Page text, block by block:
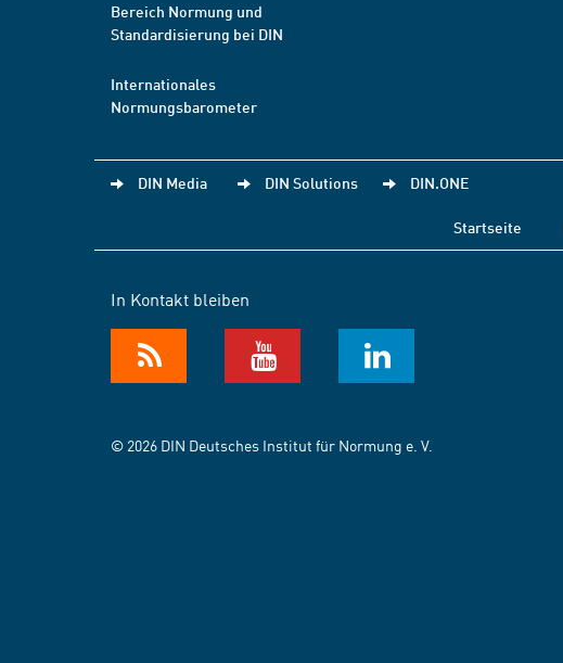
Bereich Normung und
Standardisierung bei DIN
Internationales
Normungsbarometer
DIN Media DIN Solutions DIN.ONE
Startseite
In Kontakt bleiben
© 2026 DIN Deutsches Institut für Normung e. V.